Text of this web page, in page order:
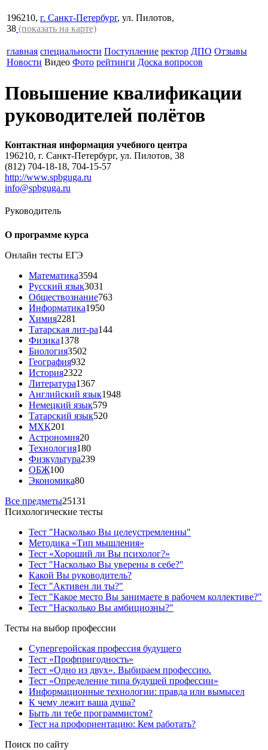
196210, г. Санкт-Петербург, ул. Пилотов,
38 (показать на карте)
главная специальности Поступление ректор ДПО Отзывы
Новости Видео Фото рейтинги Доска вопросов
Повышение квалификации
руководителей полётов
Контактная информация учебного центра
196210, г. Санкт-Петербург, ул. Пилотов, 38
(812) 704-18-18, 704-15-57
http://www.spbguga.ru
info@spbguga.ru
Руководитель
О программе курса
Онлайн тесты ЕГЭ
Математика3594
Русский язык3031
Обществознание763
Информатика1950
Химия2281
Татарская лит-ра144
Физика1378
Биология3502
География932
История2322
Литература1367
Английский язык1948
Немецкий язык579
Татарский язык520
МХК201
Астрономия20
Технология180
Физкультура239
ОБЖ100
Экономика80
Все предметы25131
Психологические тесты
Тест "Насколько Вы целеустремленны"
Методика «Тип мышления»
Тест «Хороший ли Вы психолог?»
Тест "Насколько Вы уверены в себе?"
Какой Вы руководитель?
Тест "Активен ли ты?"
Тест "Какое место Вы занимаете в рабочем коллективе?"
Тест "Насколько Вы амбициозны?"
Тесты на выбор профессии
Супергеройская профессия будущего
Тест «Профпригодность»
Тест «Одно из двух». Выбираем профессию.
Тест «Определение типа будущей профессии»
Информационные технологии: правда или вымысел
К чему лежит ваша душа?
Быть ли тебе программистом?
Тест на профориентацию: Кем работать?
Поиск по сайту